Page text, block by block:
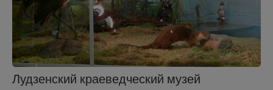
Лудзенский краеведческий музей